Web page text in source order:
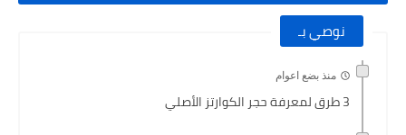
نوصي بـ
منذ بضع اعوام
3 طرق لمعرفة حجر الكوارتز الأصلي